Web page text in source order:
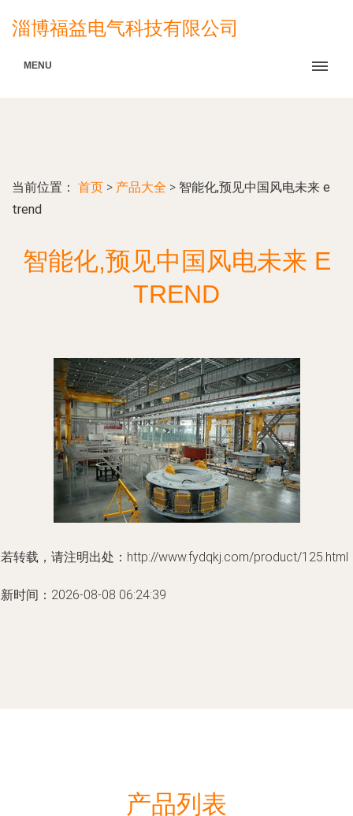
淄博福益电气科技有限公司
MENU
当前位置： 首页 > 产品大全 > 智能化,预见中国风电未来 e
trend
智能化,预见中国风电未来 E
TREND
转载，请注明出处：http://www.fydqkj.com/product/125.html
时间：2026-08-08 06:24:39
产品列表